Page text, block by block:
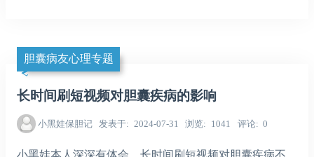
胆囊病友心理专题
长时间刷短视频对胆囊疾病的影响
小黑娃保胆记 发表于 2024-07-31 浏览 1041 评论 0
小黑娃本人深深有体会，长时间刷短视频对胆囊疾病不